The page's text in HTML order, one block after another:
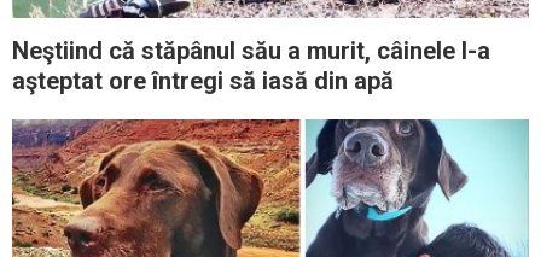
Neştiind că stăpânul său a murit, câinele l-a
aşteptat ore întregi să iasă din apă